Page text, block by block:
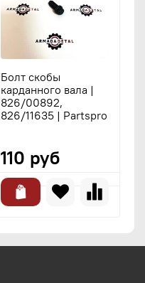
Болт скобы
карданного вала |
826/00892,
826/11635 | Partspro
110 руб